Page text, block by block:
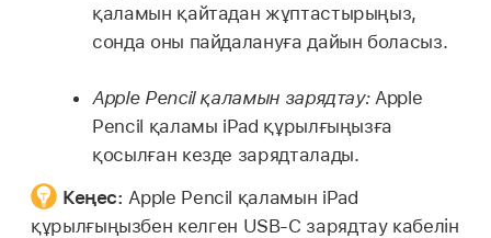
қаламын қайтадан жұптастырыңыз,
сонда оны пайдалануға дайын боласыз.
Apple Pencil қаламын зарядтау:Apple
Pencil қаламы iPad құрылғыңызға
қосылған кезде зарядталады.
Кеңес: Apple Pencil қаламын iPad
құрылғыңызбен келген USB-C зарядтау кабелін